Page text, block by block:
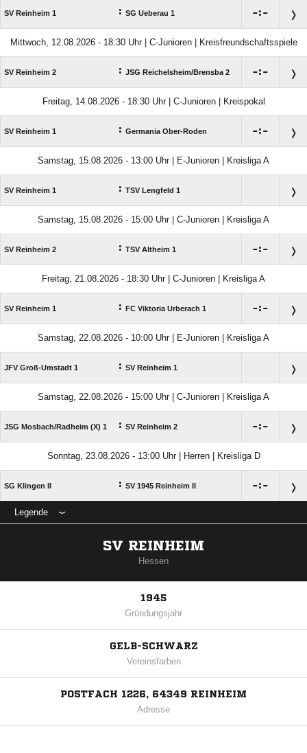
SV Reinheim 1 : SG Ueberau 1 :
Mittwoch, 12.08.2026 - 18:30 Uhr | C-Junioren | Kreisfreundschaftsspiele
SV Reinheim 2 : JSG Reichelsheim/​Brensba 2 :
Freitag, 14.08.2026 - 18:30 Uhr | C-Junioren | Kreispokal
SV Reinheim 1 : Germania Ober-Roden :
Samstag, 15.08.2026 - 13:00 Uhr | E-Junioren | Kreisliga A
SV Reinheim 1 : TSV Lengfeld 1
Samstag, 15.08.2026 - 15:00 Uhr | C-Junioren | Kreisliga A
SV Reinheim 2 : TSV Altheim 1 :
Freitag, 21.08.2026 - 18:30 Uhr | C-Junioren | Kreisliga A
SV Reinheim 1 : FC Viktoria Urberach 1 :
Samstag, 22.08.2026 - 10:00 Uhr | E-Junioren | Kreisliga A
JFV Groß-Umstadt 1 : SV Reinheim 1
Samstag, 22.08.2026 - 15:00 Uhr | C-Junioren | Kreisliga A
JSG Mosbach/​Radheim (X) 1 : SV Reinheim 2 :
Sonntag, 23.08.2026 - 13:00 Uhr | Herren | Kreisliga D
SG Klingen II : SV 1945 Reinheim II :
Legende
SV REINHEIM
Hessen
1945
Gründungsjahr
GELB-SCHWARZ
Vereinsfarben
POSTFACH 1226, 64349 REINHEIM
Adresse